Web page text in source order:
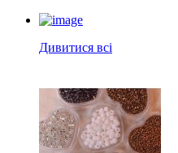
Дивитися всі